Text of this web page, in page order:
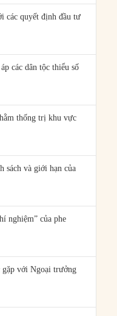
các quyết định đầu tư
các dân tộc thiểu số
thống trị khu vực
sách và giới hạn của
nghiệm” của phe
gặp với Ngoại trưởng